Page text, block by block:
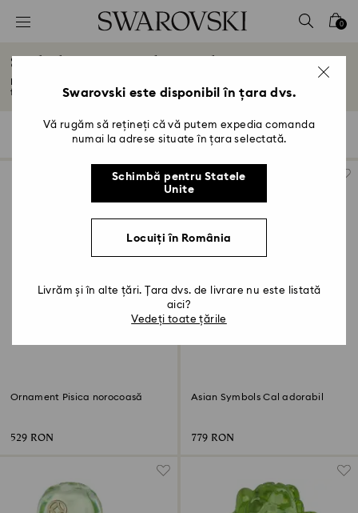
Accesskeys list
2 - Subsol
3 - Filtrare
4 - Rezultatele căutării
0
Simboluri asiatice de cristal
figurine...
Citiți mai multe
Filtre
Filtre Sortare după
Sortare
Ornament Pisica norocoasă
529 RON
Asian Symbols Cal adorabil
779 RON
Swarovski este disponibil în țara dvs.
Vă rugăm să rețineți că vă putem expedia comanda
numai la adrese situate în țara selectată.
Schimbă pentru Statele
Unite
Locuiți în România
Livrăm și în alte țări. Țara dvs. de livrare nu este listată
aici?
Vedeți toate țările